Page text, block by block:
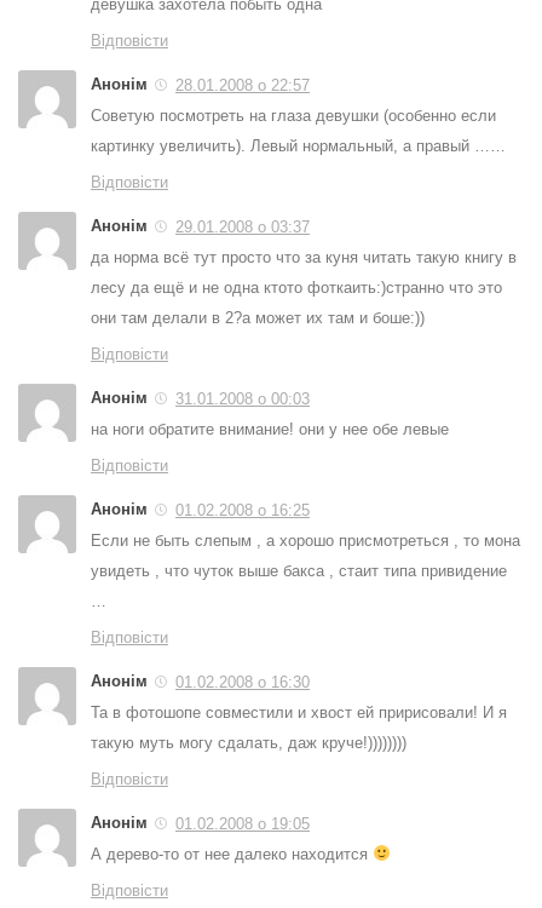
девушка захотела побыть одна
Відповісти
Анонім
28.01.2008 о 22:57
Советую посмотреть на глаза девушки (особенно если
картинку увеличить). Левый нормальный, а правый ……
Відповісти
Анонім
29.01.2008 о 03:37
да норма всё тут просто что за куня читать такую книгу в
лесу да ещё и не одна ктото фоткаить:)странно что это
они там делали в 2?а может их там и боше:))
Відповісти
Анонім
31.01.2008 о 00:03
на ноги обратите внимание! они у нее обе левые
Відповісти
Анонім
01.02.2008 о 16:25
Если не быть слепым , а хорошо присмотреться , то мона
увидеть , что чуток выше бакса , стаит типа привидение
…
Відповісти
Анонім
01.02.2008 о 16:30
Та в фотошопе совместили и хвост ей пририсовали! И я
такую муть могу сдалать, даж круче!))))))))
Відповісти
Анонім
01.02.2008 о 19:05
А дерево-то от нее далеко находится
Відповісти